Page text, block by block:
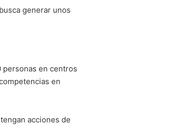
generar unos
personas en centros
en
acciones de